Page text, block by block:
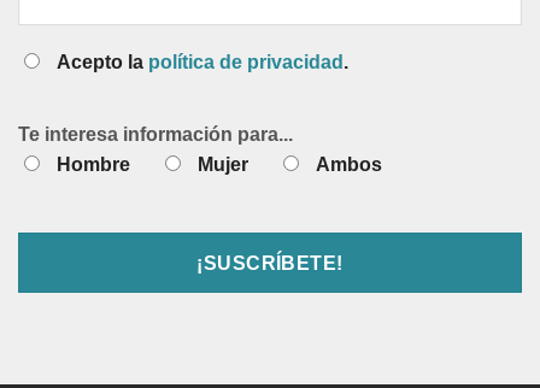
Acepto la política de privacidad .
Te interesa información para...
Hombre
Mujer Ambos